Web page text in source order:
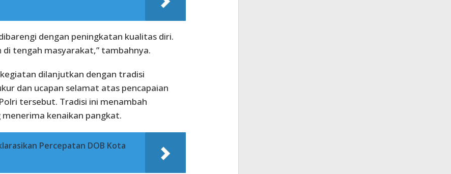
dengan peningkatan kualitas diri.
di tengah masyarakat,” tambahnya.
dilanjutkan dengan tradisi
dan ucapan selamat atas pencapaian
tersebut. Tradisi ini menambah
kenaikan pangkat.
Percepatan DOB Kota